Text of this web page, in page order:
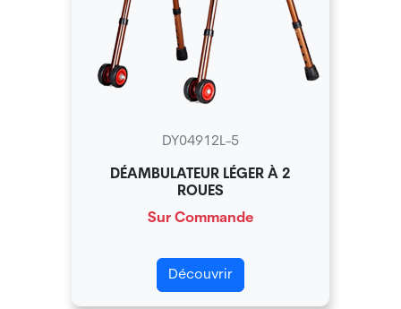
DY04912L-5
DÉAMBULATEUR LÉGER À 2
ROUES
Sur Commande
Découvrir